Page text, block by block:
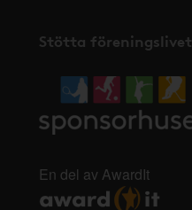
Stötta föreningslivet
En del av AwardIt